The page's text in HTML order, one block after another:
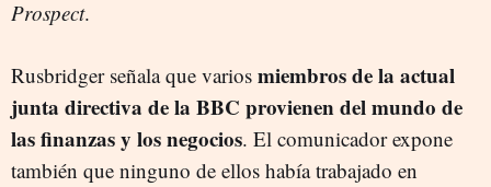
Prospect.
Rusbridger señala que varios miembros de la actual
junta directiva de la BBC provienen del mundo de
las finanzas y los negocios. El comunicador expone
también que ninguno de ellos había trabajado en